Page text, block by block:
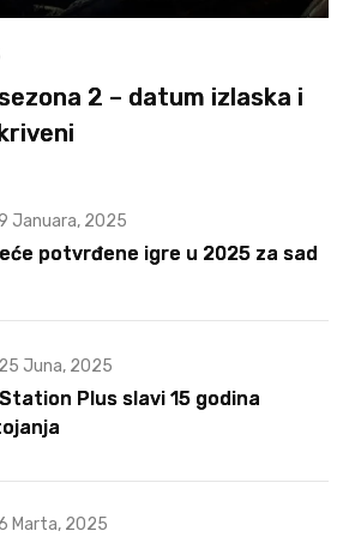
2 – datum izlaska i
Januara, 2025
potvrđene igre u 2025 za sad
25 Juna, 2025
Plus slavi 15 godina
Marta, 2025